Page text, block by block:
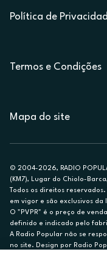
Política de
Termos e Condições
Mapa do site
© 2004-2026, RADIO
(KM7), Lugar do Chiolo-
Todos os direitos
em vigor e são exclusivos da
O "PVPR" é o preço de
definido e indicado pelo
A Radio Popular não se
no site. Design por Radio